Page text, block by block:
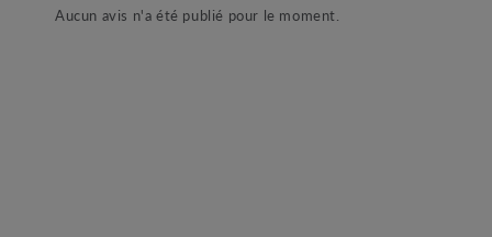
Aucun avis n'a été publié pour le moment.